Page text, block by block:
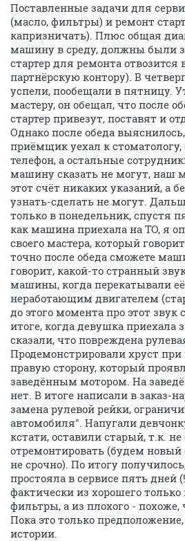
Поставленные задачи для
(масло, фильтры) и ремонт
капризничать). Плюс общая
машину в среду, должны были
стартер для ремонта
партнёрскую контору). В
успели, пообещали в пятницу.
мастеру, он обещал, что после
стартер привезут, поставят и
Однако после обеда
приёмщик уехал к
телефон, а остальные
машину сказать не могут, наш
этот счёт никаких указаний, а
узнать-сделать не могут.
только в понедельник, спустя
как машина приехала на ТО, я
своего мастера, который
точно после обеда сможете
говорит, какой-то странный
машины, когда перекатывали
неработающим двигателем
до этого момента про этот звук
итоге, когда девушка приехала
сказали, что повреждена
Продемонстрировали хруст при
правую сторону, который
заведённым мотором. На
нет. В итоге написали в заказ-
замена рулевой рейки,
автомобиля". Напугали
кстати, оставили старый, т.к.
отремонтировать (будем новый
не срочно). По итогу
простояла в сервисе пять дней
фактически из хорошего
фильтры, а из плохого - похоже,
Пока это только
истории.